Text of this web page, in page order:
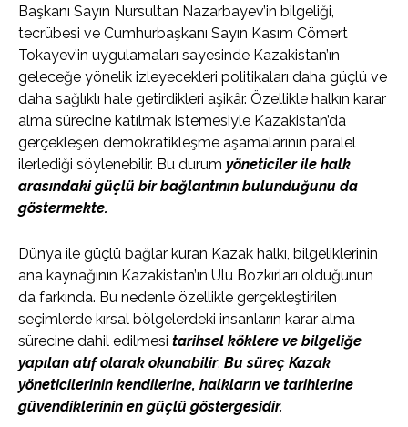
Başkanı Sayın Nursultan Nazarbayev’in bilgeliği,
tecrübesi ve Cumhurbaşkanı Sayın Kasım Cömert
Tokayev’in uygulamaları sayesinde Kazakistan’ın
geleceğe yönelik izleyecekleri politikaları daha güçlü ve
daha sağlıklı hale getirdikleri aşikâr. Özellikle halkın karar
alma sürecine katılmak istemesiyle Kazakistan’da
gerçekleşen demokratikleşme aşamalarının paralel
ilerlediği söylenebilir. Bu durum yöneticiler ile halk
arasındaki güçlü bir bağlantının bulunduğunu da
göstermekte.
Dünya ile güçlü bağlar kuran Kazak halkı, bilgeliklerinin
ana kaynağının Kazakistan’ın Ulu Bozkırları olduğunun
da farkında. Bu nedenle özellikle gerçekleştirilen
seçimlerde kırsal bölgelerdeki insanların karar alma
sürecine dahil edilmesi tarihsel köklere ve bilgeliğe
yapılan atıf olarak okunabilir. Bu süreç Kazak
yöneticilerinin kendilerine, halkların ve tarihlerine
güvendiklerinin en güçlü göstergesidir.